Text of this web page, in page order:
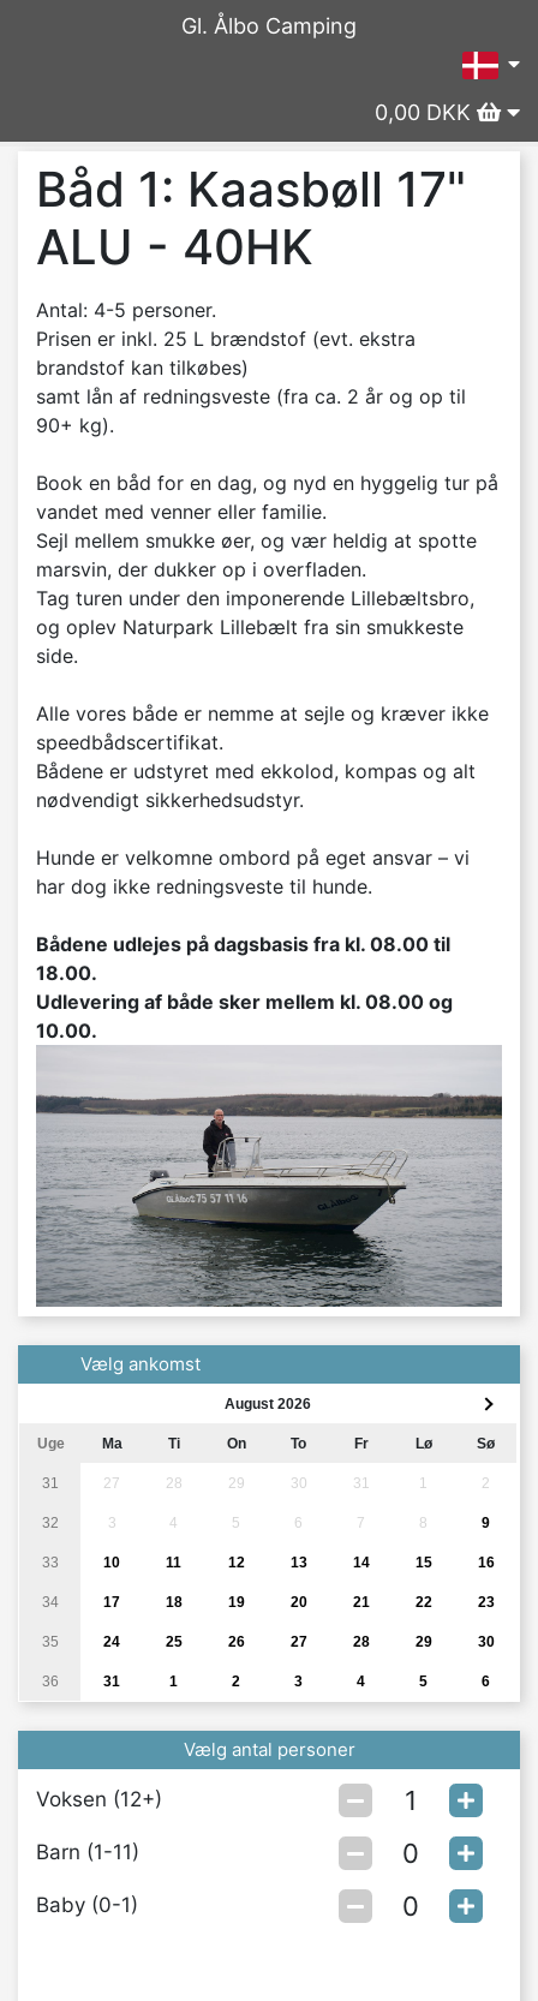
Gl. Ålbo Camping
0,00 DKK
Båd 1: Kaasbøll 17"
ALU - 40HK
Antal: 4-5 personer.
Prisen er inkl. 25 L brændstof (evt. ekstra
brandstof kan tilkøbes)
samt lån af redningsveste (fra ca. 2 år og op til
90+ kg).
Book en båd for en dag, og nyd en hyggelig tur på
vandet med venner eller familie.
Sejl mellem smukke øer, og vær heldig at spotte
marsvin, der dukker op i overfladen.
Tag turen under den imponerende Lillebæltsbro,
og oplev Naturpark Lillebælt fra sin smukkeste
side.
Alle vores både er nemme at sejle og kræver ikke
speedbådscertifikat.
Bådene er udstyret med ekkolod, kompas og alt
nødvendigt sikkerhedsudstyr.
Hunde er velkomne ombord på eget ansvar – vi
har dog ikke redningsveste til hunde.
Bådene udlejes på dagsbasis fra kl. 08.00 til
18.00.
Udlevering af både sker mellem kl. 08.00 og
10.00.
Vælg ankomst
August 2026
Uge Ma Ti On To Fr Lø Sø
31 27 28 29 30 31 1 2
32 3 4 5 6 7 8 9
33 10 11 12 13 14 15 16
34 17 18 19 20 21 22 23
35 24 25 26 27 28 29 30
36 31 1 2 3 4 5 6
Vælg antal personer
Voksen (12+)
Barn (1-11)
Baby (0-1)